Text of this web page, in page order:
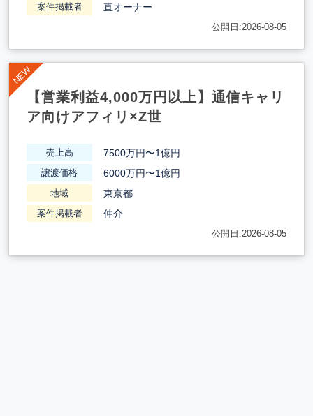
案件掲載者 直オーナー
公開日:2026-08-05
【営業利益4,000万円以上】通信キャリ
ア向けアフィリ×Z世
売上高 7500万円〜1億円
譲渡価格 6000万円〜1億円
地域 東京都
案件掲載者 仲介
公開日:2026-08-05